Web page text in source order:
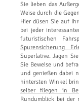
Sie lieben das
Weise durch die
Hier düsen Sie auf
bei jeder
futuristischen
Spurensicherung
Superlative. Jagen
Sie Beweise und
und genießen dabei
hintersten Winkel
selber fliegen in
Rundumblick bei der